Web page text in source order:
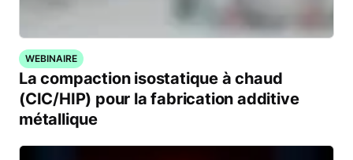
WEBINAIRE
La compaction isostatique à chaud
(CIC/HIP) pour la fabrication additive
métallique